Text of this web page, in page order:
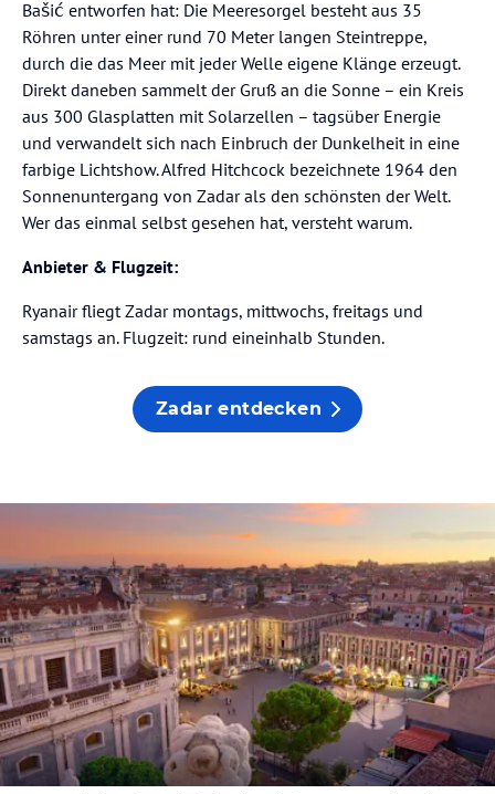
Bašić entworfen hat: Die Meeresorgel besteht aus 35
Röhren unter einer rund 70 Meter langen Steintreppe,
durch die das Meer mit jeder Welle eigene Klänge erzeugt.
Direkt daneben sammelt der Gruß an die Sonne – ein Kreis
aus 300 Glasplatten mit Solarzellen – tagsüber Energie
und verwandelt sich nach Einbruch der Dunkelheit in eine
farbige Lichtshow. Alfred Hitchcock bezeichnete 1964 den
Sonnenuntergang von Zadar als den schönsten der Welt.
Wer das einmal selbst gesehen hat, versteht warum.
Anbieter & Flugzeit:
Ryanair fliegt Zadar montags, mittwochs, freitags und
samstags an. Flugzeit: rund eineinhalb Stunden.
Zadar entdecken